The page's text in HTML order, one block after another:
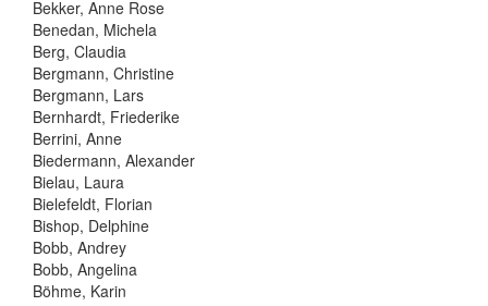
Bekker, Anne Rose
Benedan, Michela
Berg, Claudia
Bergmann, Christine
Bergmann, Lars
Bernhardt, Friederike
Berrini, Anne
Biedermann, Alexander
Bielau, Laura
Bielefeldt, Florian
Bishop, Delphine
Bobb, Andrey
Bobb, Angelina
Böhme, Karin